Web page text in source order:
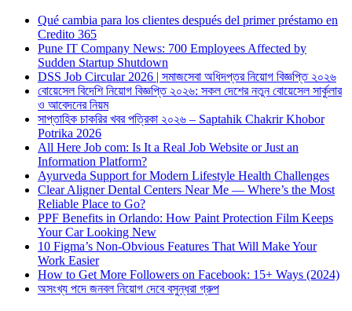
Qué cambia para los clientes después del primer préstamo en
Credito 365
Pune IT Company News: 700 Employees Affected by
Sudden Startup Shutdown
DSS Job Circular 2026 | সমাজসেবা অধিদপ্তর নিয়োগ বিজ্ঞপ্তি ২০২৬
বোয়েসেল বিদেশি নিয়োগ বিজ্ঞপ্তি ২০২৬: সকল দেশের নতুন বোয়েসেল সার্কুলার
ও আবেদনের নিয়ম
সাপ্তাহিক চাকরির খবর পত্রিকা ২০২৬ – Saptahik Chakrir Khobor
Potrika 2026
All Here Job com: Is It a Real Job Website or Just an
Information Platform?
Ayurveda Support for Modern Lifestyle Health Challenges
Clear Aligner Dental Centers Near Me — Where’s the Most
Reliable Place to Go?
PPF Benefits in Orlando: How Paint Protection Film Keeps
Your Car Looking New
10 Figma’s Non-Obvious Features That Will Make Your
Work Easier
How to Get More Followers on Facebook: 15+ Ways (2024)
অসংখ্য পদে জনবল নিয়োগ দেবে বসুন্ধরা গ্রুপ